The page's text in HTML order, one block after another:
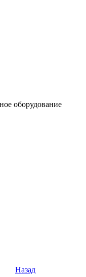
оборудование
Назад